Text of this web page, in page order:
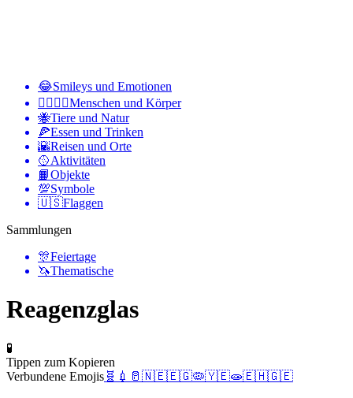
😂Smileys und Emotionen
👩‍❤️‍💋‍👨Menschen und Körper
🐝Tiere und Natur
🍕Essen und Trinken
🌇Reisen und Orte
🥎Aktivitäten
📙Objekte
💯Symbole
🇺🇸Flaggen
Sammlungen
🎊Feiertage
🦄Thematische
Reagenzglas
🧪
Tippen zum Kopieren
Verbundene Emojis 🧬 💉 🥛 🇳🇪🇪🇬🦠🇾🇪🧫🇪🇭🇬🇪